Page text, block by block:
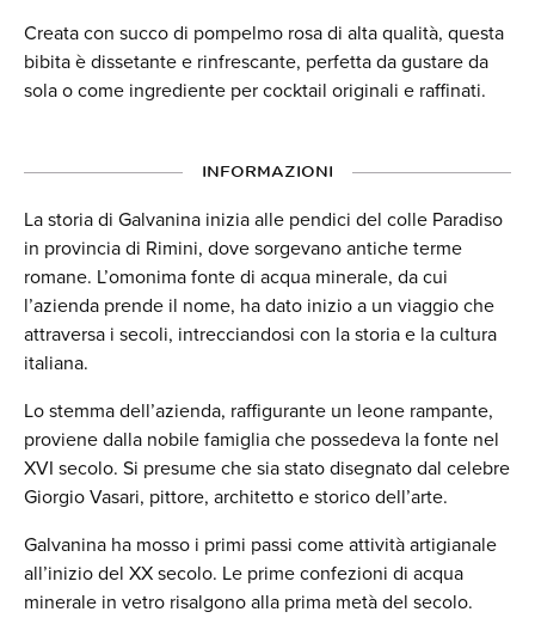
Creata con succo di pompelmo rosa di alta qualità, questa
bibita è dissetante e rinfrescante, perfetta da gustare da
sola o come ingrediente per cocktail originali e raffinati.
INFORMAZIONI
La storia di Galvanina inizia alle pendici del colle Paradiso
in provincia di Rimini, dove sorgevano antiche terme
romane. L’omonima fonte di acqua minerale, da cui
l’azienda prende il nome, ha dato inizio a un viaggio che
attraversa i secoli, intrecciandosi con la storia e la cultura
italiana.
Lo stemma dell’azienda, raffigurante un leone rampante,
proviene dalla nobile famiglia che possedeva la fonte nel
XVI secolo. Si presume che sia stato disegnato dal celebre
Giorgio Vasari, pittore, architetto e storico dell’arte.
Galvanina ha mosso i primi passi come attività artigianale
all’inizio del XX secolo. Le prime confezioni di acqua
minerale in vetro risalgono alla prima metà del secolo.